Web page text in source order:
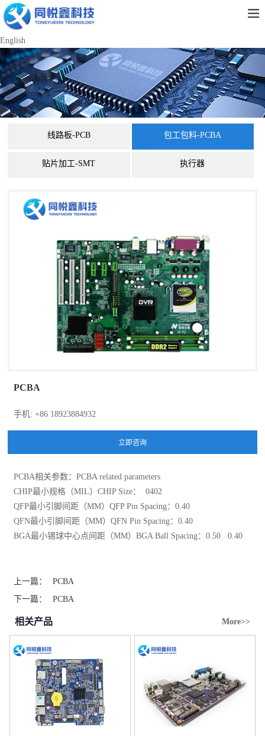
English
线路板-PCB 包工包料-PCBA
贴片加工-SMT 执行器
PCBA
手机: +86 18923884932
PCBA相关参数：PCBA related parameters
CHIP最小规格（MIL）CHIP Size： 0402
QFP最小引脚间距（MM）QFP Pin Spacing：0.40
QFN最小引脚间距（MM）QFN Pin Spacing：0.40
BGA最小锡球中心点间距（MM）BGA Ball Spacing：0.50 0.40
上一篇：
PCBA
下一篇：
PCBA
相关产品 More>>